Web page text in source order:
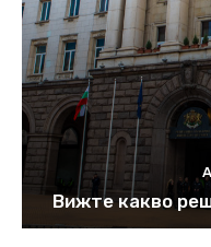
Вижте какво